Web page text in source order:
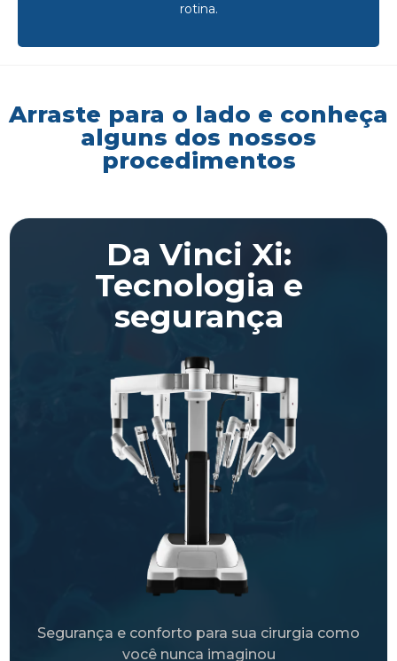
rotina.
Arraste para o lado e conheça
alguns dos nossos
procedimentos
Da Vinci Xi:
Tecnologia e
segurança
Segurança e conforto para sua cirurgia como
você nunca imaginou